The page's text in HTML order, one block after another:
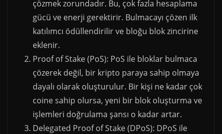
çözmek zorundadır. Bu, çok fazla hesaplama
gücü ve enerji gerektirir. Bulmacayı çözen ilk
katılımcı ödüllendirilir ve bloğu blok zincirine
eklenir.
Proof of Stake (PoS): PoS ile bloklar bulmaca
çözerek değil, bir kripto paraya sahip olmaya
dayalı olarak oluşturulur. Bir kişi ne kadar çok
coine sahip olursa, yeni bir blok oluşturma ve
işlemleri doğrulama şansı o kadar artar.
Delegated Proof of Stake (DPoS): DPoS ile